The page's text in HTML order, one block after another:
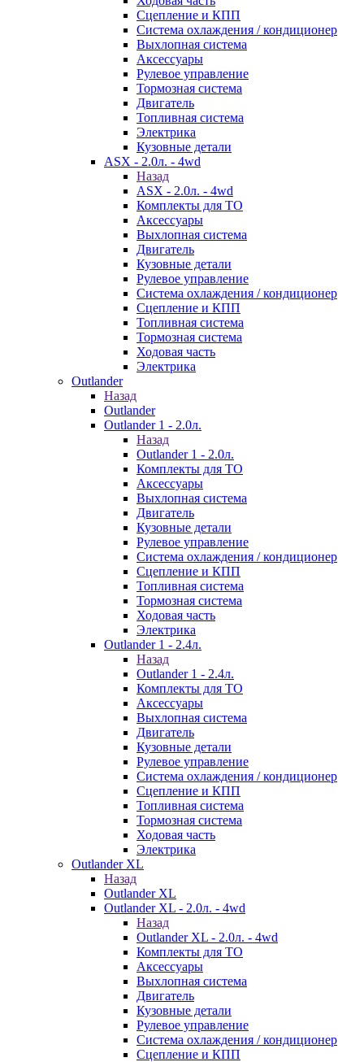
Сцепление и КПП
Система охлаждения / кондиционер
Выхлопная система
Аксессуары
Рулевое управление
Тормозная система
Двигатель
Топливная система
Электрика
Кузовные детали
ASX - 2.0л. - 4wd
Назад
ASX - 2.0л. - 4wd
Комплекты для ТО
Аксессуары
Выхлопная система
Двигатель
Кузовные детали
Рулевое управление
Система охлаждения / кондиционер
Сцепление и КПП
Топливная система
Тормозная система
Ходовая часть
Электрика
Outlander
Назад
Outlander
Outlander 1 - 2.0л.
Назад
Outlander 1 - 2.0л.
Комплекты для ТО
Аксессуары
Выхлопная система
Двигатель
Кузовные детали
Рулевое управление
Система охлаждения / кондиционер
Сцепление и КПП
Топливная система
Тормозная система
Ходовая часть
Электрика
Outlander 1 - 2.4л.
Назад
Outlander 1 - 2.4л.
Комплекты для ТО
Аксессуары
Выхлопная система
Двигатель
Кузовные детали
Рулевое управление
Система охлаждения / кондиционер
Сцепление и КПП
Топливная система
Тормозная система
Ходовая часть
Электрика
Outlander XL
Назад
Outlander XL
Outlander XL - 2.0л. - 4wd
Назад
Outlander XL - 2.0л. - 4wd
Комплекты для ТО
Аксессуары
Выхлопная система
Двигатель
Кузовные детали
Рулевое управление
Система охлаждения / кондиционер
Сцепление и КПП